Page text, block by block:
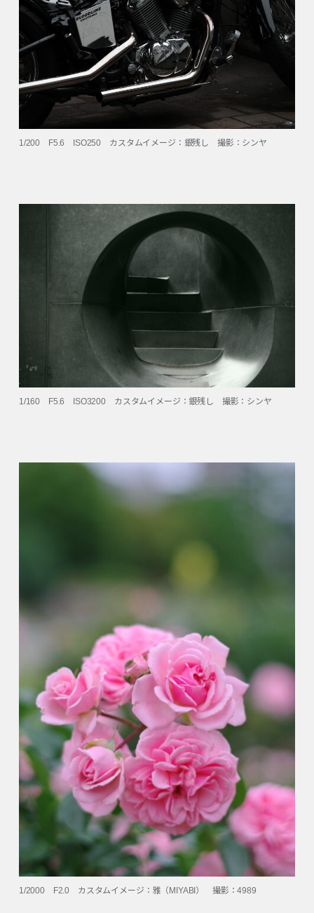
1/200 F5.6 ISO250 カスタムイメージ：銀残し 撮影：シンヤ
1/160 F5.6 ISO3200 カスタムイメージ：銀残し 撮影：シンヤ
1/2000 F2.0 カスタムイメージ：雅（MIYABI） 撮影：4989